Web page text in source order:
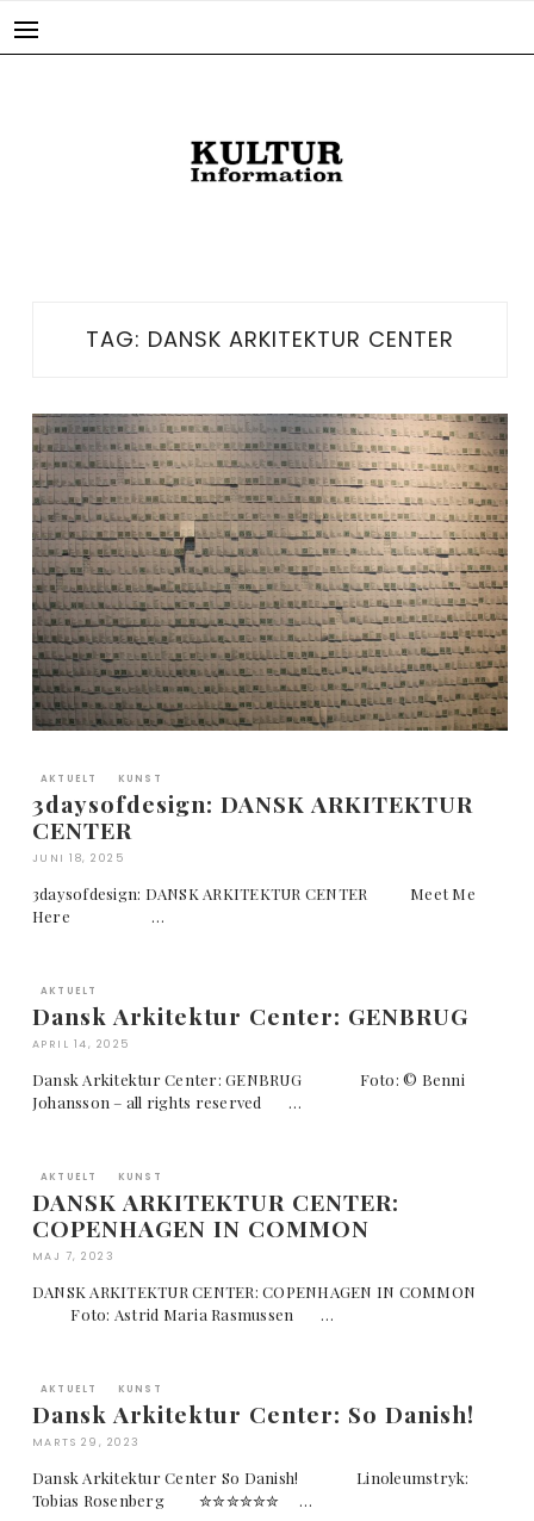
TAG: DANSK ARKITEKTUR CENTER
AKTUELT KUNST
3daysofdesign: DANSK ARKITEKTUR
CENTER
JUNI 18, 2025
3daysofdesign: DANSK ARKITEKTUR CENTER Meet Me
Here …
AKTUELT
Dansk Arkitektur Center: GENBRUG
APRIL 14, 2025
Dansk Arkitektur Center: GENBRUG Foto: © Benni
Johansson – all rights reserved …
AKTUELT KUNST
DANSK ARKITEKTUR CENTER:
COPENHAGEN IN COMMON
MAJ 7, 2023
DANSK ARKITEKTUR CENTER: COPENHAGEN IN COMMON
Foto: Astrid Maria Rasmussen …
AKTUELT KUNST
Dansk Arkitektur Center: So Danish!
MARTS 29, 2023
Dansk Arkitektur Center So Danish! Linoleumstryk:
Tobias Rosenberg ✮✮✮✮✮✮ …